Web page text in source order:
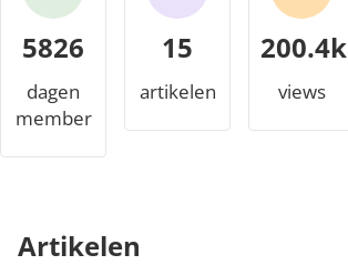
5826
dagen
member
15
artikelen
215.8k
views
Artikelen